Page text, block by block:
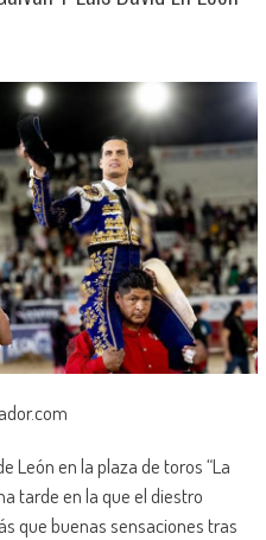
León en la plaza de toros “La
tarde en la que el diestro
que buenas sensaciones tras